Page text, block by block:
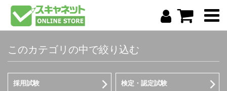
このカテゴリの中で絞り込む
採用試験 検定・認定試験